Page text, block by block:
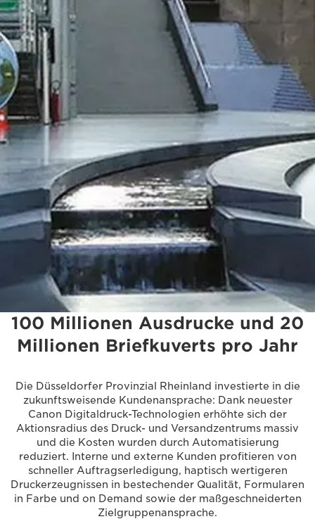
100 Millionen Ausdrucke und 20
Millionen Briefkuverts pro Jahr
Die Düsseldorfer Provinzial Rheinland investierte in die
zukunftsweisende Kundenansprache: Dank neuester
Canon Digitaldruck-Technologien erhöhte sich der
Aktionsradius des Druck- und Versandzentrums massiv
und die Kosten wurden durch Automatisierung
reduziert. Interne und externe Kunden profitieren von
schneller Auftragserledigung, haptisch wertigeren
Druckerzeugnissen in bestechender Qualität, Formularen
in Farbe und on Demand sowie der maßgeschneiderten
Zielgruppenansprache.